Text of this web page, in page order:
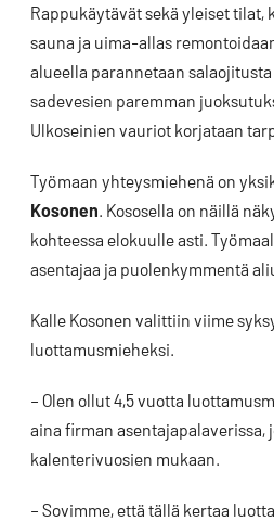
Rappukäytävät sekä yleiset tilat,
sauna ja uima-allas
alueella parannetaan
sadevesien paremman
Ulkoseinien vauriot korjataan
Työmaan yhteysmiehenä on
Kosonen. Kososella on näillä
kohteessa elokuulle asti.
asentajaa ja puolenkymmentä
Kalle Kosonen valittiin viime
luottamusmieheksi.
– Olen ollut 4,5 vuotta
aina firman asentajapalaverissa,
kalenterivuosien mukaan.
– Sovimme, että tällä kertaa